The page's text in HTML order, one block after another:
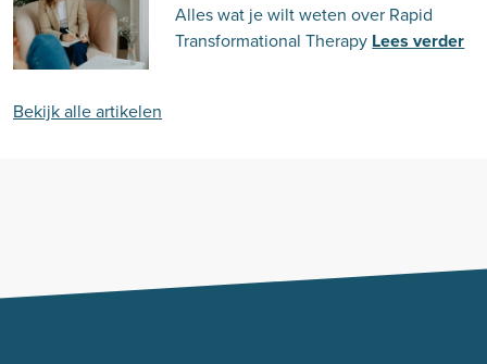
Alles wat je wilt weten over Rapid
Transformational Therapy Lees verder
Bekijk alle artikelen